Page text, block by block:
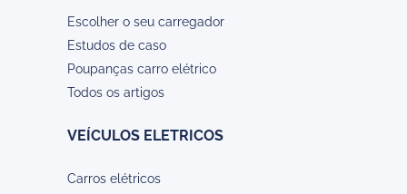
Escolher o seu carregador
Estudos de caso
Poupanças carro elétrico
Todos os artigos
VEÍCULOS ELETRICOS
Carros elétricos